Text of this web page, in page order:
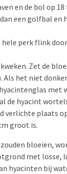
en de bol op
een golfbal en
perk flink
Zet de
Als het niet
met
de hyacint
verlichte plaats
groot is.
bloeien,
met losse,
hyacinten bij